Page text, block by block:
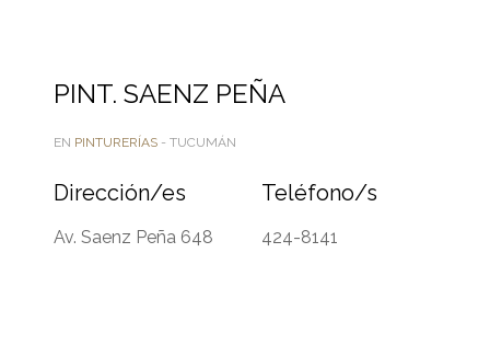
PINT. SAENZ PEÑA
EN PINTURERÍAS- TUCUMÁN
Dirección/es
Av. Saenz Peña 648
Teléfono/s
424-8141